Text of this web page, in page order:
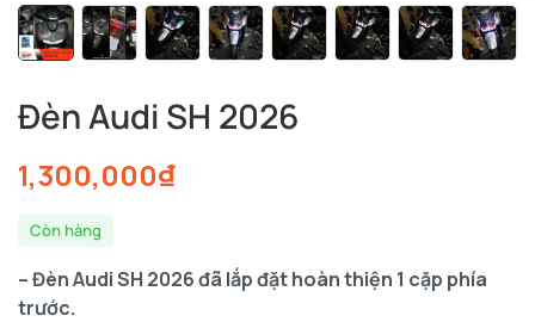
Đèn Audi SH 2026
1,300,000₫
Còn hàng
– Đèn Audi SH 2026 đã lắp đặt hoàn thiện 1 cặp phía
trước.